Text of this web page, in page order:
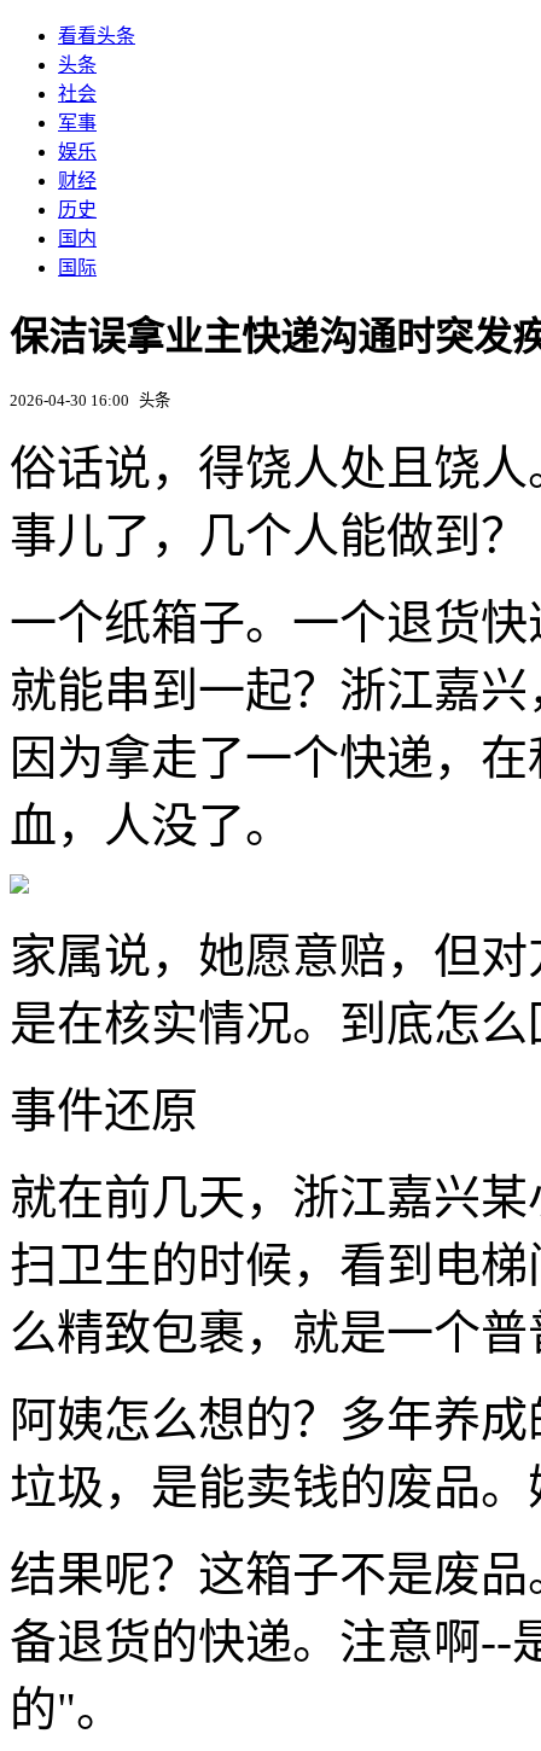
看看头条
头条
社会
军事
娱乐
财经
历史
国内
国际
保洁误拿业主快递沟通时突发
2026-04-30 16:00 头条
俗话说，得饶人处且饶
事儿了，几个人能做到？
一个纸箱子。一个退货
就能串到一起？浙江嘉
因为拿走了一个快递，
血，人没了。
家属说，她愿意赔，但
是在核实情况。到底怎
事件还原
就在前几天，浙江嘉兴
扫卫生的时候，看到电
么精致包裹，就是一个
阿姨怎么想的？多年养
垃圾，是能卖钱的废品
结果呢？这箱子不是废
备退货的快递。注意啊--
的"。